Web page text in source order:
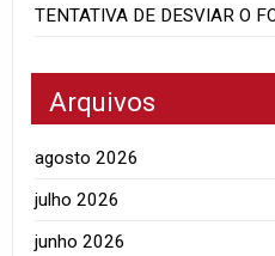
TENTATIVA DE DESVIAR O
Arquivos
agosto 2026
julho 2026
junho 2026